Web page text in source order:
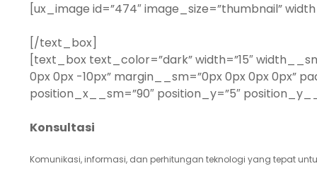
[ux_image id=”474″ image_size=”thumbnail”
[/text_box]
[text_box text_color=”dark” width=”15″
0px 0px -10px” margin__sm=”0px 0px 0px 0px”
position_x__sm=”90″ position_y=”5″
Konsultasi
Komunikasi, informasi, dan perhitungan teknologi yang tepat